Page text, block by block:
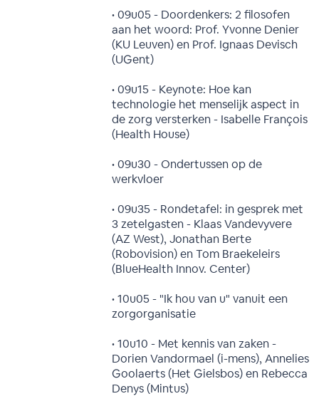
• 09u05 - Doordenkers: 2 filosofen
aan het woord: Prof. Yvonne Denier
(KU Leuven) en Prof. Ignaas Devisch
(UGent)
• 09u15 - Keynote: Hoe kan
technologie het menselijk aspect in
de zorg versterken - Isabelle François
(Health House)
• 09u30 - Ondertussen op de
werkvloer
• 09u35 - Rondetafel: in gesprek met
3 zetelgasten - Klaas Vandevyvere
(AZ West), Jonathan Berte
(Robovision) en Tom Braekeleirs
(BlueHealth Innov. Center)
• 10u05 - "Ik hou van u" vanuit een
zorgorganisatie
• 10u10 - Met kennis van zaken -
Dorien Vandormael (i-mens), Annelies
Goolaerts (Het Gielsbos) en Rebecca
Denys (Mintus)